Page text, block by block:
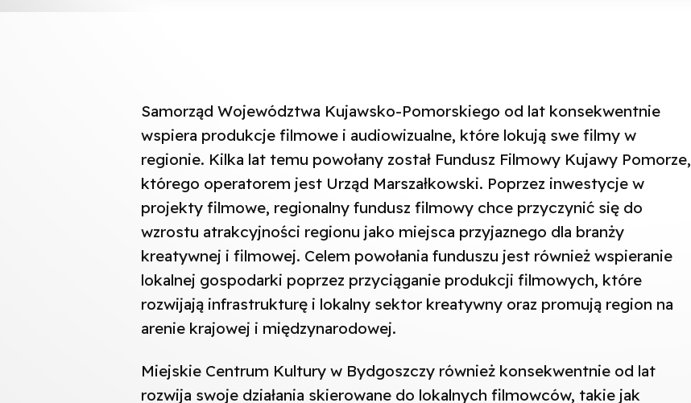
Samorząd Województwa Kujawsko-Pomorskiego od lat konsekwentnie
wspiera produkcje filmowe i audiowizualne, które lokują swe filmy w
regionie. Kilka lat temu powołany został Fundusz Filmowy Kujawy Pomorze,
którego operatorem jest Urząd Marszałkowski. Poprzez inwestycje w
projekty filmowe, regionalny fundusz filmowy chce przyczynić się do
wzrostu atrakcyjności regionu jako miejsca przyjaznego dla branży
kreatywnej i filmowej. Celem powołania funduszu jest również wspieranie
lokalnej gospodarki poprzez przyciąganie produkcji filmowych, które
rozwijają infrastrukturę i lokalny sektor kreatywny oraz promują region na
arenie krajowej i międzynarodowej.
Miejskie Centrum Kultury w Bydgoszczy również konsekwentnie od lat
rozwija swoje działania skierowane do lokalnych filmowców, takie jak